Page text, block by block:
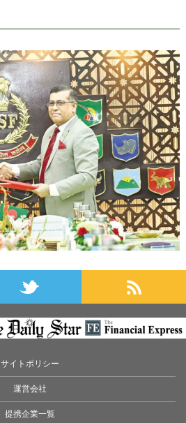
サイトポリシー
運営会社
提携企業一覧